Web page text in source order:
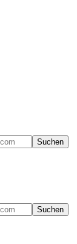
Suchen
Suchen